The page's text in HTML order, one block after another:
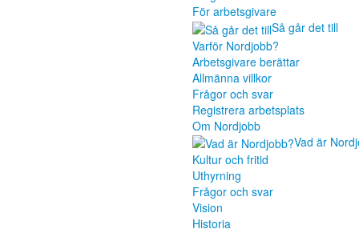
För arbetsgivare
Så går det till
Varför Nordjobb?
Arbetsgivare berättar
Allmänna villkor
Frågor och svar
Registrera arbetsplats
Om Nordjobb
Vad är
Kultur och fritid
Uthyrning
Frågor och svar
Vision
Historia